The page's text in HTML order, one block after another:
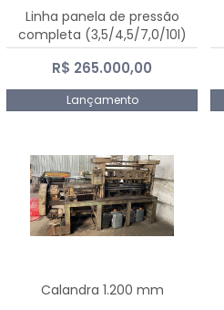
Linha panela de pressão
completa (3,5/4,5/7,0/10l)
R$ 265.000,00
Lançamento
Calandra 1.200 mm